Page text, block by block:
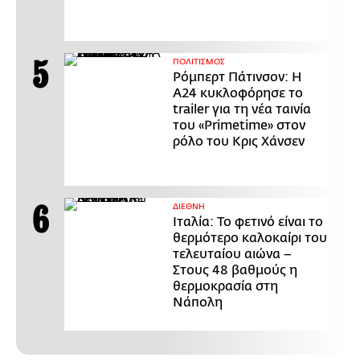
ΠΟΛΙΤΙΣΜΟΣ
Ρόμπερτ Πάτινσον: Η
Α24 κυκλοφόρησε το
trailer για τη νέα ταινία
του «Primetime» στον
ρόλο του Κρις Χάνσεν
ΔΙΕΘΝΗ
Ιταλία: Το φετινό είναι το
θερμότερο καλοκαίρι του
τελευταίου αιώνα –
Στους 48 βαθμούς η
θερμοκρασία στη
Νάπολη